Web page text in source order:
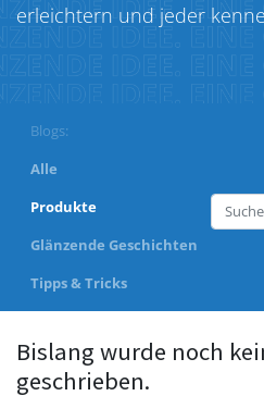
erleichtern und jeder
Blogs:
Alle
Produkte
Glänzende Geschichten
Tipps & Tricks
Bislang wurde noch
geschrieben.